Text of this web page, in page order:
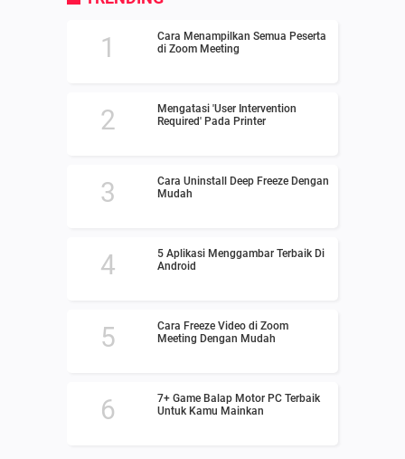
Cara Menampilkan Semua Peserta
di Zoom Meeting
Mengatasi 'User Intervention
Required' Pada Printer
Cara Uninstall Deep Freeze Dengan
Mudah
5 Aplikasi Menggambar Terbaik Di
Android
Cara Freeze Video di Zoom
Meeting Dengan Mudah
7+ Game Balap Motor PC Terbaik
Untuk Kamu Mainkan